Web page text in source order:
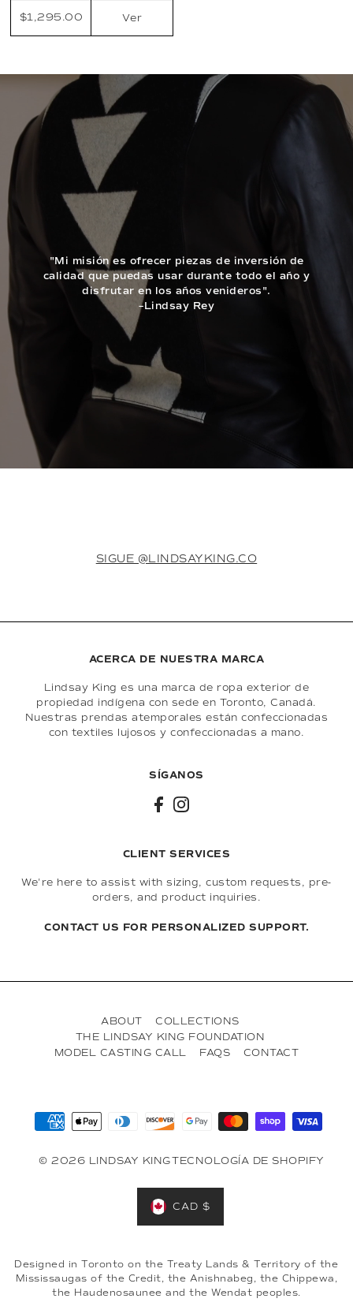
$1,295.00 Ver
"Mi misión es ofrecer piezas de inversión de
calidad que puedas usar durante todo el año y
disfrutar en los años venideros".
–Lindsay Rey
SIGUE @LINDSAYKING.CO
ACERCA DE NUESTRA MARCA
Lindsay King es una marca de ropa exterior de
propiedad indígena con sede en Toronto, Canadá.
Nuestras prendas atemporales están confeccionadas
con textiles lujosos y confeccionadas a mano.
SÍGANOS
CLIENT SERVICES
We're here to assist with sizing, custom requests, pre-
orders, and product inquiries.
CONTACT US FOR PERSONALIZED SUPPORT.
ABOUT
COLLECTIONS
THE LINDSAY KING FOUNDATION
MODEL CASTING CALL
FAQS CONTACT
© 2026 LINDSAY KINGTECNOLOGÍA DE SHOPIFY
CAD $
Designed in Toronto on the Treaty Lands & Territory of the
Mississaugas of the Credit, the Anishnabeg, the Chippewa,
the Haudenosaunee and the Wendat peoples.